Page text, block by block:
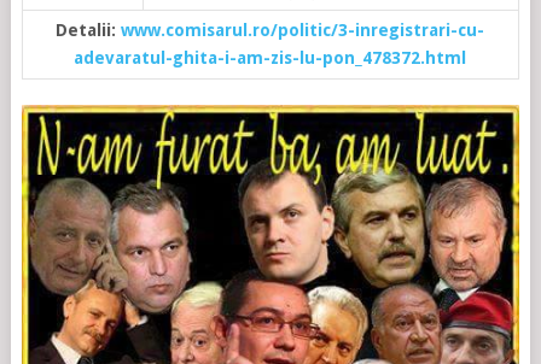
Detalii:www.comisarul.ro/politic/3-inregistrari-cu-
adevaratul-ghita-i-am-zis-lu-pon_478372.html